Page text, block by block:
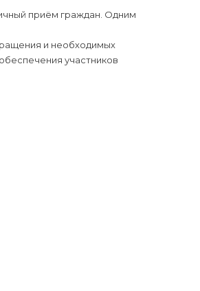
приём граждан. Одним
и необходимых
участников